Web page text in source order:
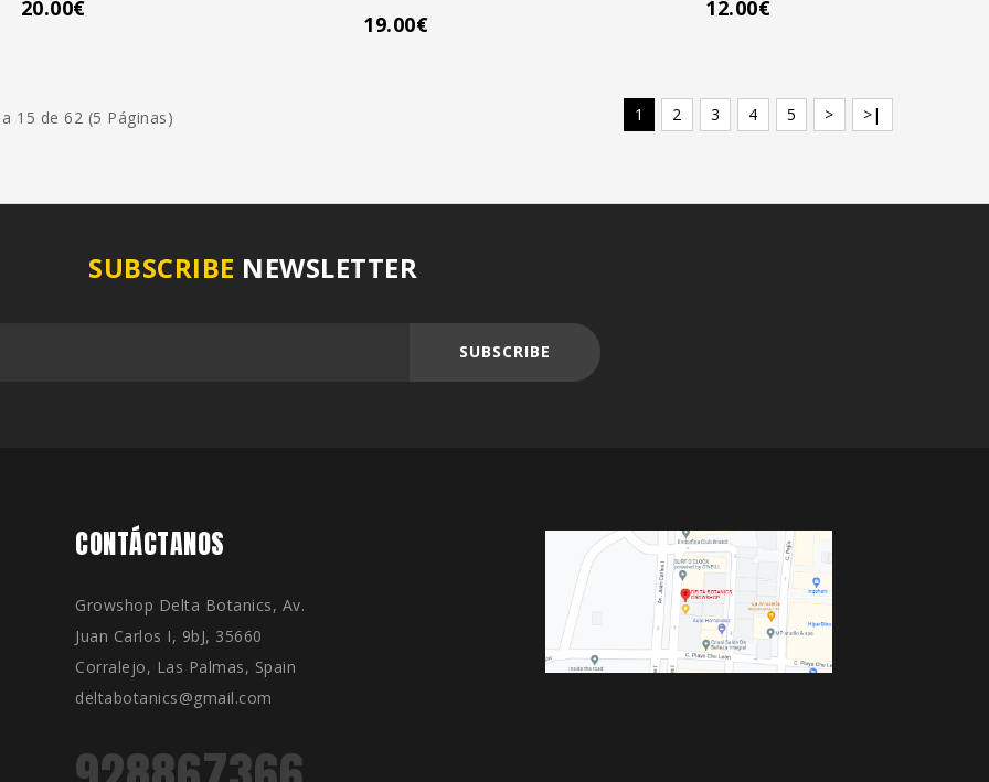
20.00€
19.00€
12.00€
1 2 3 4 5 > >|
15 de 62 (5 Páginas)
SUBSCRIBE NEWSLETTER
SUBSCRIBE
CONTÁCTANOS
Growshop Delta Botanics, Av.
Juan Carlos I, 9bJ, 35660
Corralejo, Las Palmas, Spain
deltabotanics@gmail.com